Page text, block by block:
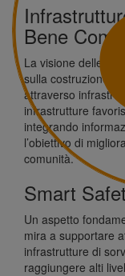
Bene
La visione delle
sulla costruzione
attraverso
infrastrutture
integrando
l’obiettivo di
comunità.
Smart
Un aspetto
mira a supportare
infrastrutture di
raggiungere alti